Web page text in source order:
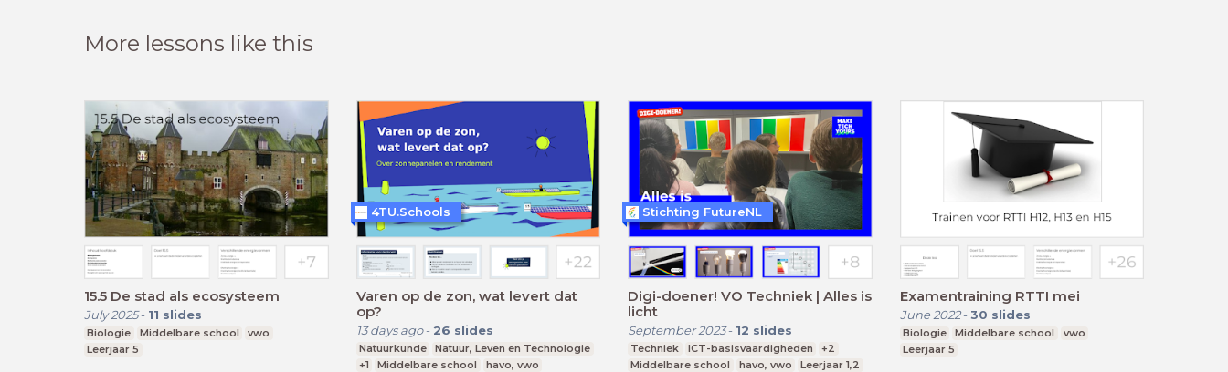
More lessons like this
15.5 De stad als ecosysteem
July 2025- 11 slides
Biologie Middelbare school
vwo
Leerjaar 5
Varen op de zon, wat levert dat
op?
13 days ago- 26 slides
Natuurkunde
Natuur, Leven en Technologie
+1
Middelbare school
havo, vwo
4TU.Schools
Digi-doener! VO Techniek | Alles is
licht
September 2023- 12 slides
Techniek ICT-basisvaardigheden
+2
Middelbare school
havo, vwo Leerjaar 1,2
Stichting FutureNL
Examentraining RTTI mei
June 2022- 30 slides
Biologie Middelbare school
vwo
Leerjaar 5